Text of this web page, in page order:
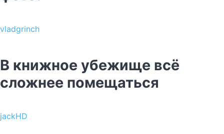
vladgrinch
В книжное убежище всё
сложнее помещаться
jackHD